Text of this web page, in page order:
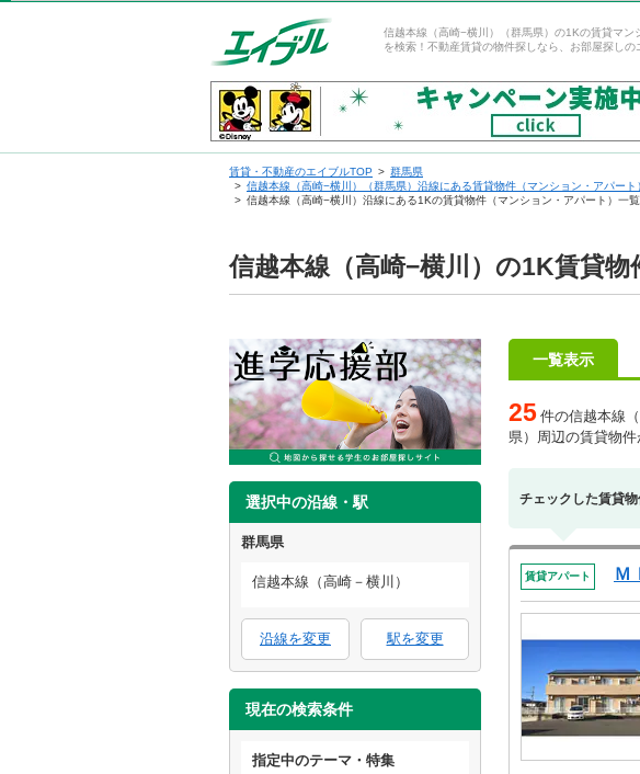
信越本線（高崎−横川）（群馬県）の1Kの賃貸マン
を検索！不動産賃貸の物件探しなら、お部屋探しの
賃貸・不動産のエイブルTOP
群馬県
信越本線（高崎−横川）（群馬県）沿線にある賃貸物件（マンション・アパート
信越本線（高崎−横川）沿線にある1Kの賃貸物件（マンション・アパート）一覧
信越本線（高崎−横川）の1K賃貸
選択中の沿線・駅
群馬県
信越本線（高崎－横川）
沿線を変更 駅を変更
現在の検索条件
指定中のテーマ・特集
一覧表示
25 件の信越本線
県）周辺の賃貸物
チェックした賃貸
賃貸アパート Ｍ